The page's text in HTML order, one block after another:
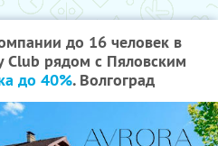
до 16 человек в
Club рядом с Пяловским
до 40%. Волгоград